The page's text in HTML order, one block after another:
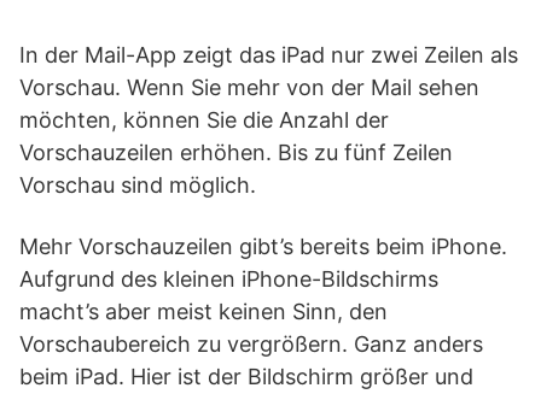
In der Mail-App zeigt das iPad nur zwei Zeilen als
Vorschau. Wenn Sie mehr von der Mail sehen
möchten, können Sie die Anzahl der
Vorschauzeilen erhöhen. Bis zu fünf Zeilen
Vorschau sind möglich.
Mehr Vorschauzeilen gibt’s bereits beim iPhone.
Aufgrund des kleinen iPhone-Bildschirms
macht’s aber meist keinen Sinn, den
Vorschaubereich zu vergrößern. Ganz anders
beim iPad. Hier ist der Bildschirm größer und